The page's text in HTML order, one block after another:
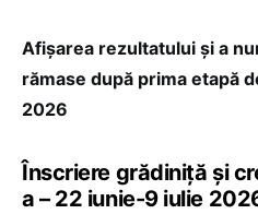
Afișarea rezultatului și a
rămase după prima etapă
2026
Înscriere grădiniță și
a – 22 iunie-9 iulie